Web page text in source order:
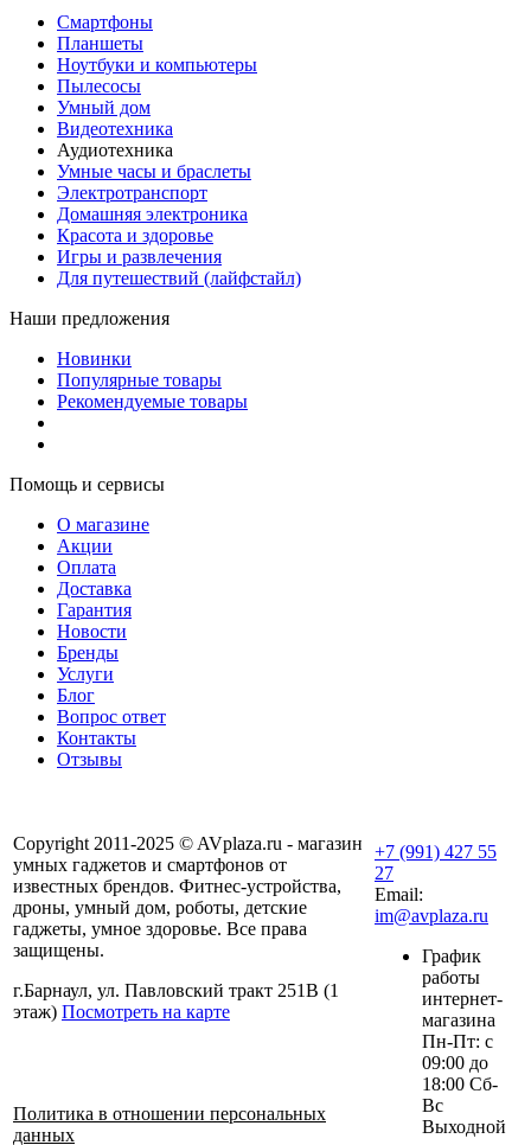
Смартфоны
Планшеты
Ноутбуки и компьютеры
Пылесосы
Умный дом
Видеотехника
Аудиотехника
Умные часы и браслеты
Электротранспорт
Домашняя электроника
Красота и здоровье
Игры и развлечения
Для путешествий (лайфстайл)
Наши предложения
Новинки
Популярные товары
Рекомендуемые товары
Помощь и сервисы
О магазине
Акции
Оплата
Доставка
Гарантия
Новости
Бренды
Услуги
Блог
Вопрос ответ
Контакты
Отзывы
Copyright 2011-2025 © AVplaza.ru - магазин
умных гаджетов и смартфонов от
известных брендов. Фитнес-устройства,
дроны, умный дом, роботы, детские
гаджеты, умное здоровье. Все права
защищены.
г.Барнаул, ул. Павловский тракт 251В (1
этаж) Посмотреть на карте
Политика в отношении персональных
данных
+7 (991) 427 55
27
Email:
im@avplaza.ru
График
работы
интернет-
магазина
Пн-Пт: с
09:00 до
18:00 Сб-
Вс
Выходной